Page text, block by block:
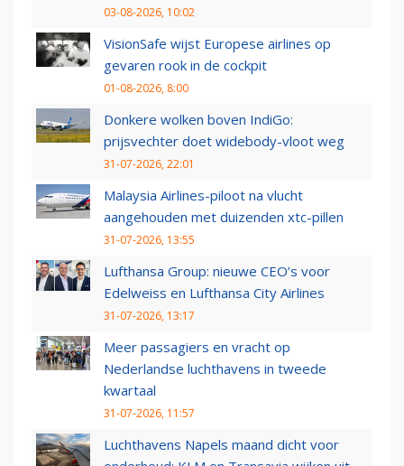
03-08-2026, 10:02
VisionSafe wijst Europese airlines op
gevaren rook in de cockpit
01-08-2026, 8:00
Donkere wolken boven IndiGo:
prijsvechter doet widebody-vloot weg
31-07-2026, 22:01
Malaysia Airlines-piloot na vlucht
aangehouden met duizenden xtc-pillen
31-07-2026, 13:55
Lufthansa Group: nieuwe CEO’s voor
Edelweiss en Lufthansa City Airlines
31-07-2026, 13:17
Meer passagiers en vracht op
Nederlandse luchthavens in tweede
kwartaal
31-07-2026, 11:57
Luchthavens Napels maand dicht voor